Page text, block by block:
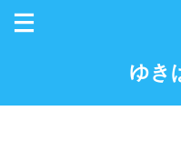
ゆき